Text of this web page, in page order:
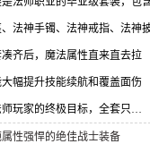
法神手镯、法神戒指、法神
齐后，魔法属性直来直去拉
幅提升技能续航和覆盖面伤
师玩家的终极目标，全套只…
性强悍的绝佳战士装备